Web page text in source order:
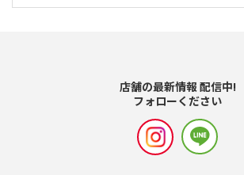
店舗の最新情報 配信中!
フォローください